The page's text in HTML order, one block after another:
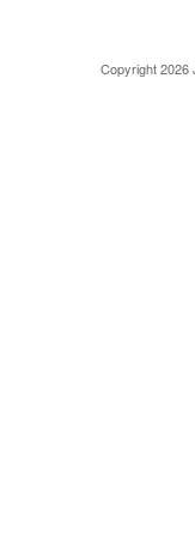
Copyright 2026